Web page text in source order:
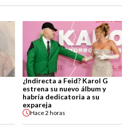
¿Indirecta a Feid? Karol G
estrena su nuevo álbum y
habría dedicatoria a su
expareja
Hace2 horas